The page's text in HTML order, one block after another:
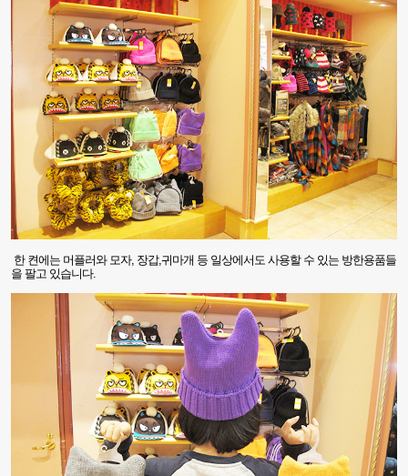
한 켠에는 머플러와 모자, 장갑,귀마개 등 일상에서도 사용할 수 있는 방한용품들
을 팔고 있습니다.